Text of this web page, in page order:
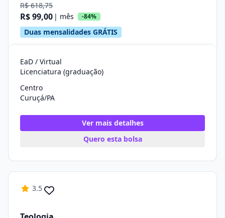
R$ 618,75
R$ 99,00 | mês -84%
Duas mensalidades GRÁTIS
EaD / Virtual
Licenciatura (graduação)
Centro
Curuçá/PA
Ver mais detalhes
Quero esta bolsa
3.5